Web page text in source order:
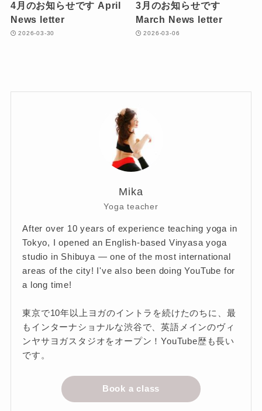
4月のお知らせです April
News letter
2026-03-30
3月のお知らせです
March News letter
2026-03-06
Mika
Yoga teacher
After over 10 years of experience teaching yoga in
Tokyo, I opened an English-based Vinyasa yoga
studio in Shibuya — one of the most international
areas of the city! I've also been doing YouTube for
a long time!
東京で10年以上ヨガのイントラを続けたのちに、最
もインターナショナルな渋谷で、英語メインのヴィ
ンヤサヨガスタジオをオープン！YouTube歴も長い
です。
Book a class